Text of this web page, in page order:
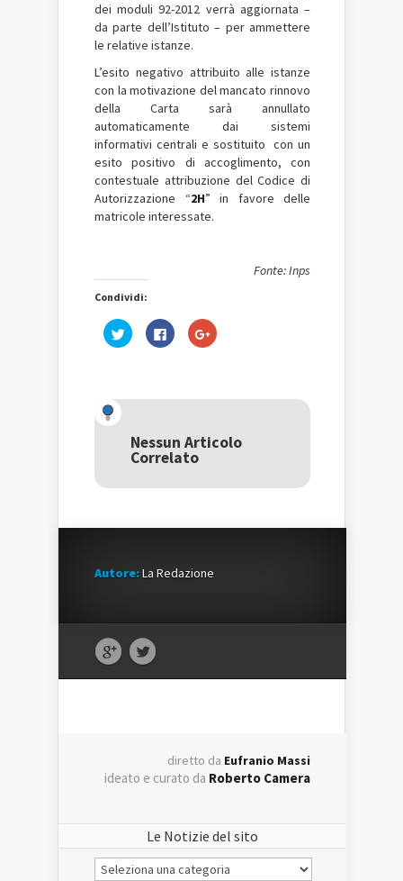
dei moduli 92-2012 verrà aggiornata –
da parte dell’Istituto – per ammettere
le relative istanze.
L’esito negativo attribuito alle istanze
con la motivazione del mancato rinnovo
della Carta sarà annullato
automaticamente dai sistemi
informativi centrali e sostituito con un
esito positivo di accoglimento, con
contestuale attribuzione del Codice di
Autorizzazione “2H” in favore delle
matricole interessate.
Fonte: Inps
Condividi:
Fai
clic
una
nuova
finestra)
Fai
clic
nuova
finestra)
Fai
clic
una
nuova
Nessun Articolo
Correlato
Autore:La Redazione
diretto da Eufranio Massi
ideato e curato da Roberto Camera
Le Notizie del sito
Le
Notizie